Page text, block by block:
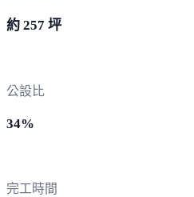
約 257 坪
公設比
34%
完工時間